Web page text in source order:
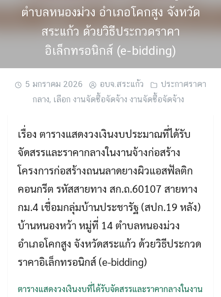
Search
for:
Search
ตำบลหนองม่วง อำเภอโคกสูง จังหวัด
สระแก้ว ด้วยวิธีประกวดราคา
อิเล็กทรอนิกส์ (e-bidding)
5 มกราคม 2026 อบจ.สระแก้ว
ประกาศราคา
กลาง, เลือก งานจัดซื้อจัดจ้าง งานจัดซื้อจัดจ้าง
เรื่อง ตารางแสดงวงเงินงบประมาณที่ได้รับ
จัดสรรและราคากลางในงานจ้างก่อสร้าง
โครงการก่อสร้างถนนลาดยางผิวแอสฟัลติก
คอนกรีต รหัสสายทาง สก.ถ.60107 สายทาง
กม.4 เชื่อมกลุ่มบ้านประชารัฐ (สปก.19 หลัง)
บ้านหนองหว้า หมู่ที่ 14 ตำบลหนองม่วง
อำเภอโคกสูง จังหวัดสระแก้ว ด้วยวิธีประกวด
ราคาอิเล็กทรอนิกส์ (e-bidding)
ตารางแสดงวงเงินงบที่ได้รับจัดสรรและราคากลางในงาน